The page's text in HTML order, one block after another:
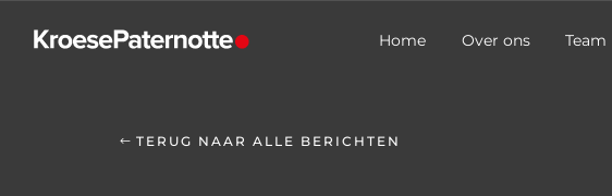
Home Over ons Team
TERUG NAAR ALLE BERICHTEN